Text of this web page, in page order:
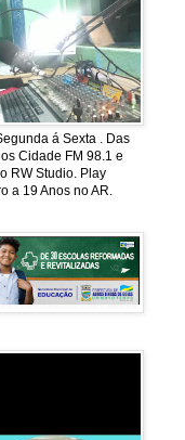
á Sexta . Das
Cidade FM 98.1 e
RW Studio. Play
a 19 Anos no AR.